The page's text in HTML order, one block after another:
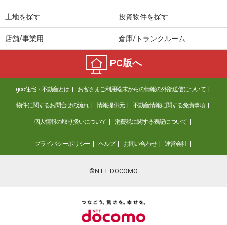
土地を探す 投資物件を探す
店舗/事業用 倉庫/トランクルーム
PC版へ
goo住宅・不動産とは お客さまご利用端末からの情報の外部送信について
物件に関するお問合せの流れ 情報提供元 不動産情報に関する免責事項
個人情報の取り扱いについて 消費税に関する表記について
プライバシーポリシー ヘルプ お問い合わせ 運営会社
©NTT DOCOMO